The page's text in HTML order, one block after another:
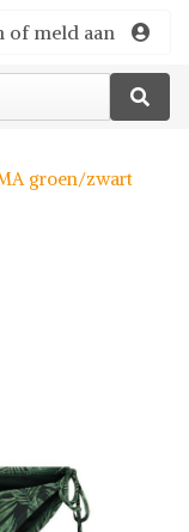
of meld aan
groen/zwart